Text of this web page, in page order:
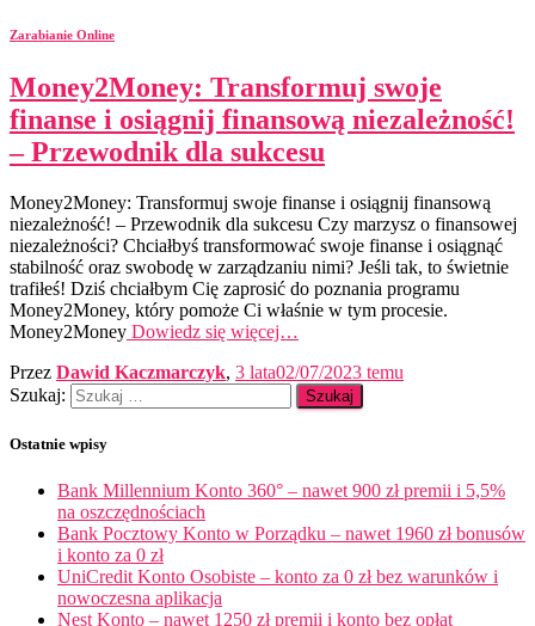
Zarabianie Online
Money2Money: Transformuj swoje
finanse i osiągnij finansową niezależność!
– Przewodnik dla sukcesu
Money2Money: Transformuj swoje finanse i osiągnij finansową
niezależność! – Przewodnik dla sukcesu Czy marzysz o finansowej
niezależności? Chciałbyś transformować swoje finanse i osiągnąć
stabilność oraz swobodę w zarządzaniu nimi? Jeśli tak, to świetnie
trafiłeś! Dziś chciałbym Cię zaprosić do poznania programu
Money2Money, który pomoże Ci właśnie w tym procesie.
Money2Money Dowiedz się więcej…
Przez Dawid Kaczmarczyk, 3 lata02/07/2023 temu
Szukaj:
Ostatnie wpisy
Bank Millennium Konto 360° – nawet 900 zł premii i 5,5%
na oszczędnościach
Bank Pocztowy Konto w Porządku – nawet 1960 zł bonusów
i konto za 0 zł
UniCredit Konto Osobiste – konto za 0 zł bez warunków i
nowoczesna aplikacja
Nest Konto – nawet 1250 zł premii i konto bez opłat